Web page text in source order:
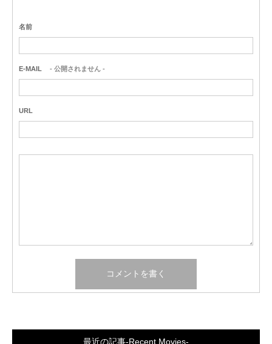
名前
E-MAIL - 公開されません -
URL
最近の記事-Recent Movies-